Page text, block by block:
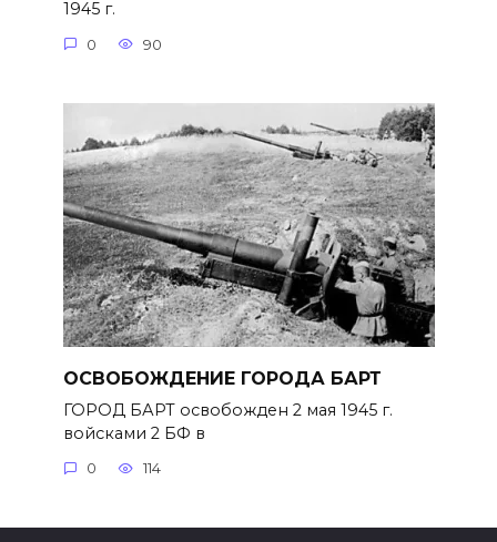
1945 г.
0 90
ОСВОБОЖДЕНИЕ ГОРОДА БАРТ
ГОРОД БАРТ освобожден 2 мая 1945 г.
войсками 2 БФ в
0 114